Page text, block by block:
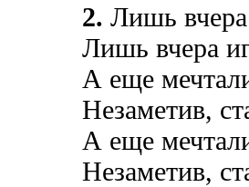
2. Лишь
Лишь вчера
А еще
Незаметив,
А еще
Незаметив,